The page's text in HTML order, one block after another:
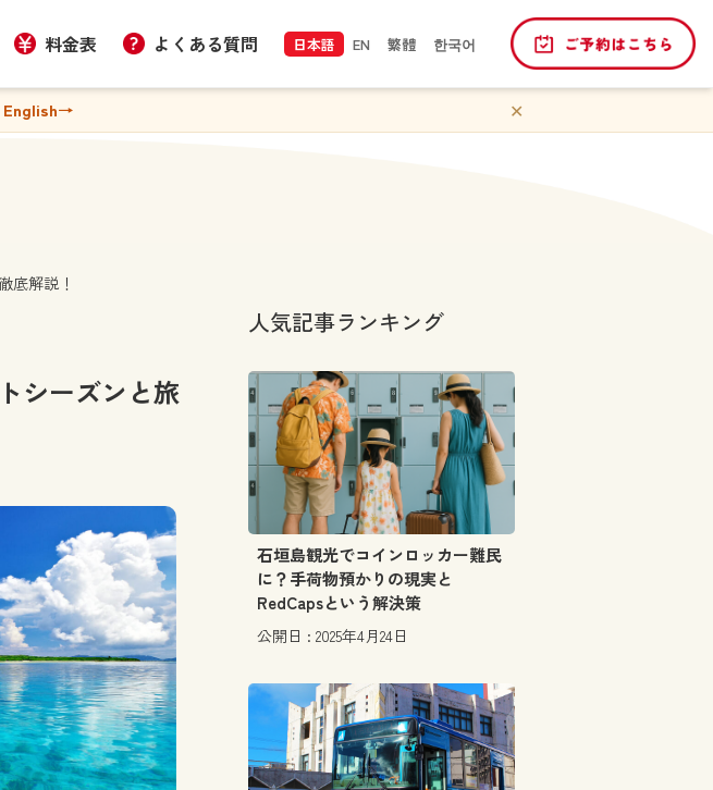
料金表 よくある質問 日本語 EN 繁體 한국어
→ ✕
底解説！
シーズンと旅
人気記事ランキング
石垣島観光でコインロッカー難民
に？手荷物預かりの現実と
RedCapsという解決策
公開日 : 2025年4月24日